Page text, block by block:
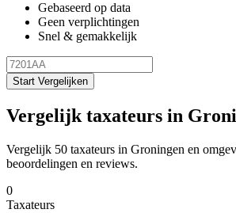
Gebaseerd op data
Geen verplichtingen
Snel & gemakkelijk
Start Vergelijken
Vergelijk taxateurs in
Vergelijk 50 taxateurs in Groningen en
beoordelingen en reviews.
0
Taxateurs